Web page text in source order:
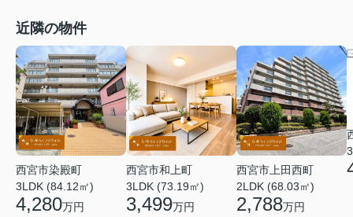
近隣の物件
西宮市染殿町
3LDK (84.12㎡)
4,280万円
西宮市和上町
3LDK (73.19㎡)
3,499万円
西宮市上田西町
2LDK (68.03㎡)
2,788万円